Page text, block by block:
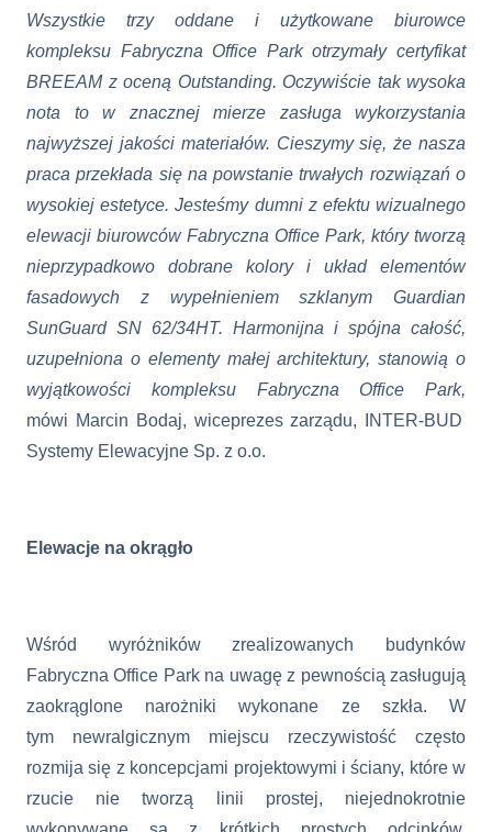
Wszystkie trzy oddane i użytkowane biurowce
kompleksu Fabryczna Office Park otrzymały certyfikat
BREEAM z oceną Outstanding. Oczywiście tak wysoka
nota to w znacznej mierze zasługa wykorzystania
najwyższej jakości materiałów. Cieszymy się, że nasza
praca przekłada się na powstanie trwałych rozwiązań o
wysokiej estetyce. Jesteśmy dumni z efektu wizualnego
elewacji biurowców Fabryczna Office Park, który tworzą
nieprzypadkowo dobrane kolory i układ elementów
fasadowych z wypełnieniem szklanym Guardian
SunGuard SN 62/34HT. Harmonijna i spójna całość,
uzupełniona o elementy małej architektury, stanowią o
wyjątkowości kompleksu Fabryczna Office Park,
mówi Marcin Bodaj, wiceprezes zarządu,
INTER-BUD
Systemy Elewacyjne Sp. z o.o.
Elewacje na okrągło
Wśród wyróżników zrealizowanych budynków
Fabryczna Office Park na uwagę z pewnością zasługują
zaokrąglone narożniki wykonane ze szkła. W
tym newralgicznym miejscu rzeczywistość często
rozmija się z koncepcjami projektowymi i ściany, które w
rzucie nie tworzą linii prostej, niejednokrotnie